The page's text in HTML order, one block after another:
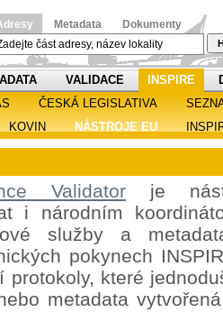
Metadata Dokumenty
VALIDACE INSPIRE
ČESKÁ LEGISLATIVA
KOVIN NÁSTROJE EU
Validator je
i národním
služby a
pokynech
protokoly, které
metadata